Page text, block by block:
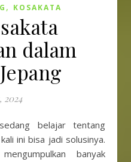
, KOSAKATA
dalam
2024
ini bisa jadi solusinya.
banyak